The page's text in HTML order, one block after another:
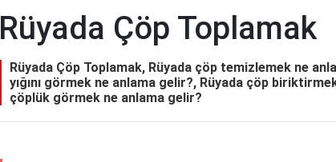
Rüyada Çöp Toplamak
Rüyada Çöp Toplamak, Rüyada çöp temizlemek ne
yığını görmek ne anlama gelir?, Rüyada çöp
çöplük görmek ne anlama gelir?